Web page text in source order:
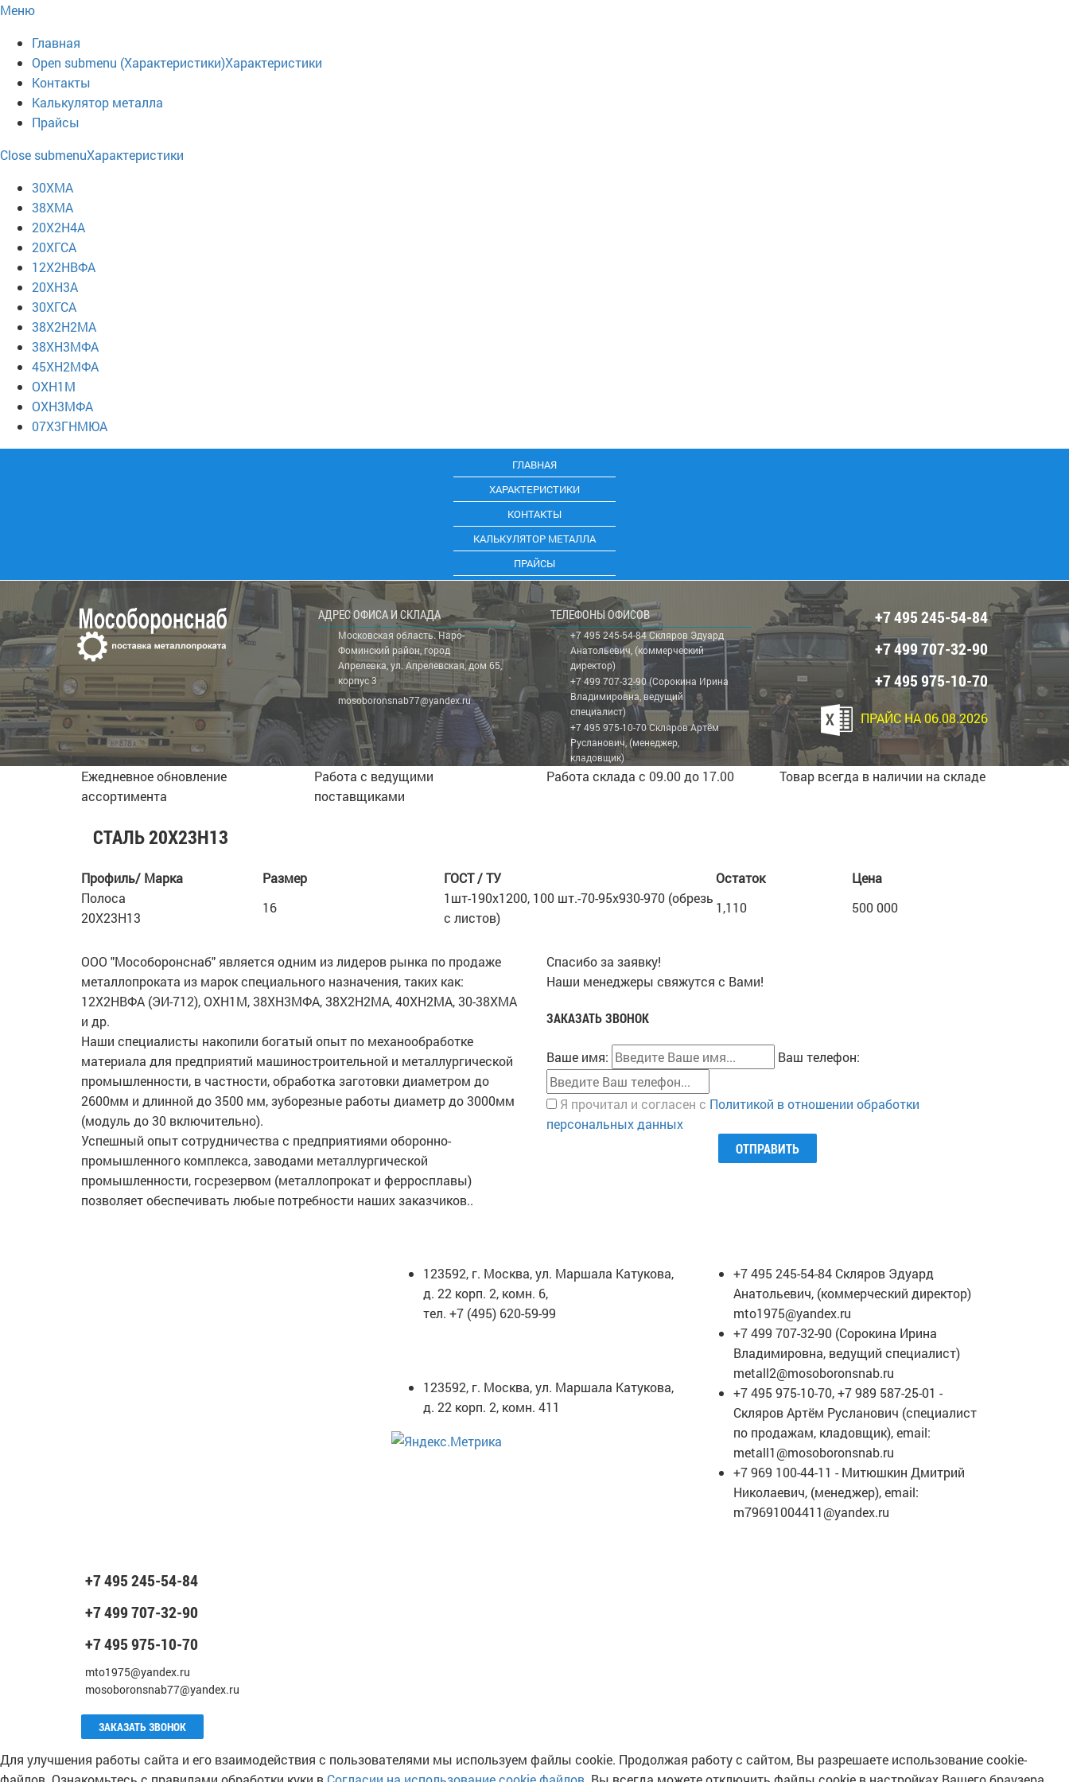
Меню
Главная
Open submenu (Характеристики)Характеристики
Контакты
Калькулятор металла
Прайсы
Close submenuХарактеристики
30ХМА
38ХМА
20Х2Н4А
20ХГСА
12Х2НВФА
20ХН3А
30ХГСА
38Х2Н2МА
38ХН3МФА
45ХН2МФА
ОХН1М
ОХН3МФА
07Х3ГНМЮА
ГЛАВНАЯ
ХАРАКТЕРИСТИКИ
КОНТАКТЫ
КАЛЬКУЛЯТОР МЕТАЛЛА
ПРАЙСЫ
АДРЕС ОФИСА И СКЛАДА
Московская область. Наро-
Фоминский район, город
Апрелевка, ул. Апрелевская, дом 65,
корпус 3
mosoboronsnab77@yandex.ru
ТЕЛЕФОНЫ ОФИСОВ
+7 495 245-54-84 Скляров Эдуард
Анатольевич, (коммерческий
директор)
+7 499 707-32-90 (Сорокина Ирина
Владимировна, ведущий
специалист)
+7 495 975-10-70 Скляров Артём
Русланович, (менеджер,
кладовщик)
+7 495 245-54-84
+7 499 707-32-90
+7 495 975-10-70
ПРАЙС НА 06.08.2026
Ежедневное обновление
ассортимента
Работа с ведущими
поставщиками
Работа склада с 09.00 до 17.00 Товар всегда в наличии на складе
СТАЛЬ 20Х23Н13
Профиль/ Марка Размер ГОСТ / ТУ Остаток
Цена
Полоса
20Х23Н13
16
1шт-190х1200, 100 шт.-70-95х930-970 (обрезь
с листов)
1,110 500 000
ООО "Мособоронснаб" является одним из лидеров рынка по продаже
металлопроката из марок специального назначения, таких как:
12Х2НВФА (ЭИ-712), ОХН1М, 38ХН3МФА, 38Х2Н2МА, 40ХН2МА, 30-38ХМА
и др.
Наши специалисты накопили богатый опыт по механообработке
материала для предприятий машиностроительной и металлургической
промышленности, в частности, обработка заготовки диаметром до
2600мм и длинной до 3500 мм, зуборезные работы диаметр до 3000мм
(модуль до 30 включительно).
Успешный опыт сотрудничества с предприятиями оборонно-
промышленного комплекса, заводами металлургической
промышленности, госрезервом (металлопрокат и ферросплавы)
позволяет обеспечивать любые потребности наших заказчиков..
Спасибо за заявку!
Наши менеджеры свяжутся с Вами!
ЗАКАЗАТЬ ЗВОНОК
Ваше имя: Ваш телефон:
Я прочитал и согласен с Политикой в отношении обработки
персональных данных
ОТПРАВИТЬ
+7 495 245-54-84
+7 499 707-32-90
+7 495 975-10-70
mto1975@yandex.ru
mosoboronsnab77@yandex.ru
ЗАКАЗАТЬ ЗВОНОК
123592, г. Москва, ул. Маршала Катукова,
д. 22 корп. 2, комн. 6,
тел. +7 (495) 620-59-99
123592, г. Москва, ул. Маршала Катукова,
д. 22 корп. 2, комн. 411
+7 495 245-54-84 Скляров Эдуард
Анатольевич, (коммерческий директор)
mto1975@yandex.ru
+7 499 707-32-90 (Сорокина Ирина
Владимировна, ведущий специалист)
metall2@mosoboronsnab.ru
+7 495 975-10-70, +7 989 587-25-01 -
Скляров Артём Русланович (специалист
по продажам, кладовщик), email:
metall1@mosoboronsnab.ru
+7 969 100-44-11 - Митюшкин Дмитрий
Николаевич, (менеджер), email:
m79691004411@yandex.ru
Для улучшения работы сайта и его взаимодействия с пользователями мы используем файлы cookie. Продолжая работу с сайтом, Вы разрешаете использование cookie-